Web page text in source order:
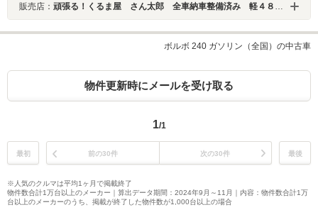
販売店： 頑張る！くるま屋 さん太郎 全車納車整備済み 軽４８分納車
ボルボ 240 ガソリン（全国）の中古車
物件更新時にメールを受け取る
1/1
最初 前の30件 次の30件 最後
※人気のクルマは平均1ヶ月で掲載終了
物件数合計1万台以上のメーカー｜算出データ期間：2024年9月～11月｜内容：物件数合計1万
台以上のメーカーのうち、掲載が終了した物件数が1,000台以上の場合